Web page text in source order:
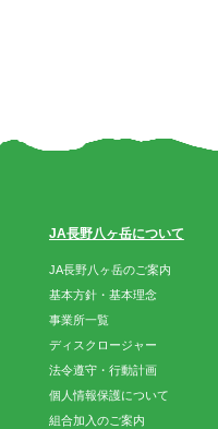
JA長野八ヶ岳について
JA長野八ヶ岳のご案内
基本方針・基本理念
事業所一覧
ディスクロージャー
法令遵守・行動計画
個人情報保護について
組合加入のご案内